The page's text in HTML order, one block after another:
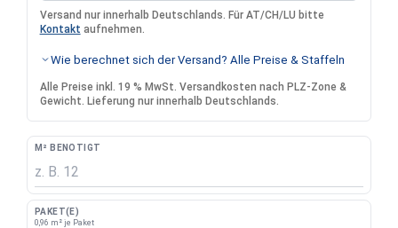
Versand nur innerhalb Deutschlands. Für AT/CH/LU bitte
Kontakt aufnehmen.
Wie berechnet sich der Versand? Alle Preise & Staffeln
Alle Preise inkl. 19 % MwSt. Versandkosten nach PLZ-Zone &
Gewicht. Lieferung nur innerhalb Deutschlands.
M² BENÖTIGT
PAKET(E)
0,96 m² je Paket